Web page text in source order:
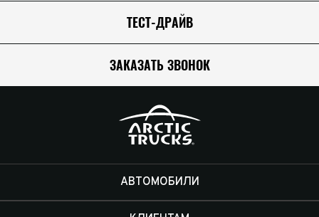
ТЕСТ-ДРАЙВ
ЗАКАЗАТЬ ЗВОНОК
АВТОМОБИЛИ